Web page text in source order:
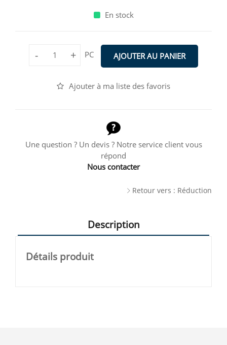
En stock
- + PC AJOUTER AU PANIER
Ajouter à ma liste des favoris
Une question ? Un devis ? Notre service client vous
répond
Nous contacter
Retour vers : Réduction
Description
Détails produit